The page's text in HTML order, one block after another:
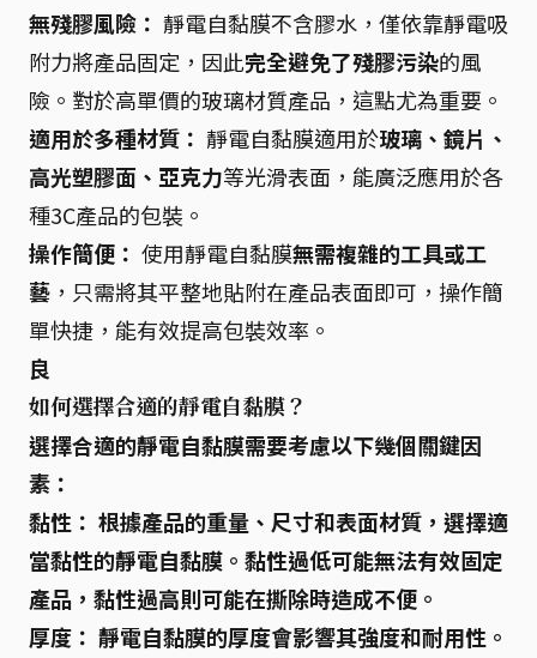
無殘膠風險： 靜電自黏膜不含膠水，僅依靠靜電吸
附力將產品固定，因此完全避免了殘膠污染的風
險。對於高單價的玻璃材質產品，這點尤為重要。
適用於多種材質： 靜電自黏膜適用於玻璃、鏡片、
高光塑膠面、亞克力等光滑表面，能廣泛應用於各
種3C產品的包裝。
操作簡便： 使用靜電自黏膜無需複雜的工具或工
藝 ，只需將其平整地貼附在產品表面即可，操作簡
單快捷，能有效提高包裝效率。
良
如何選擇合適的靜電自黏膜？
選擇合適的靜電自黏膜需要考慮以下幾個關鍵因
素：
黏性： 根據產品的重量、尺寸和表面材質，選擇適
當黏性的靜電自黏膜 。黏性過低可能無法有效固定
產品，黏性過高則可能在撕除時造成不便。
厚度： 靜電自黏膜的厚度會影響其強度和耐用性 。